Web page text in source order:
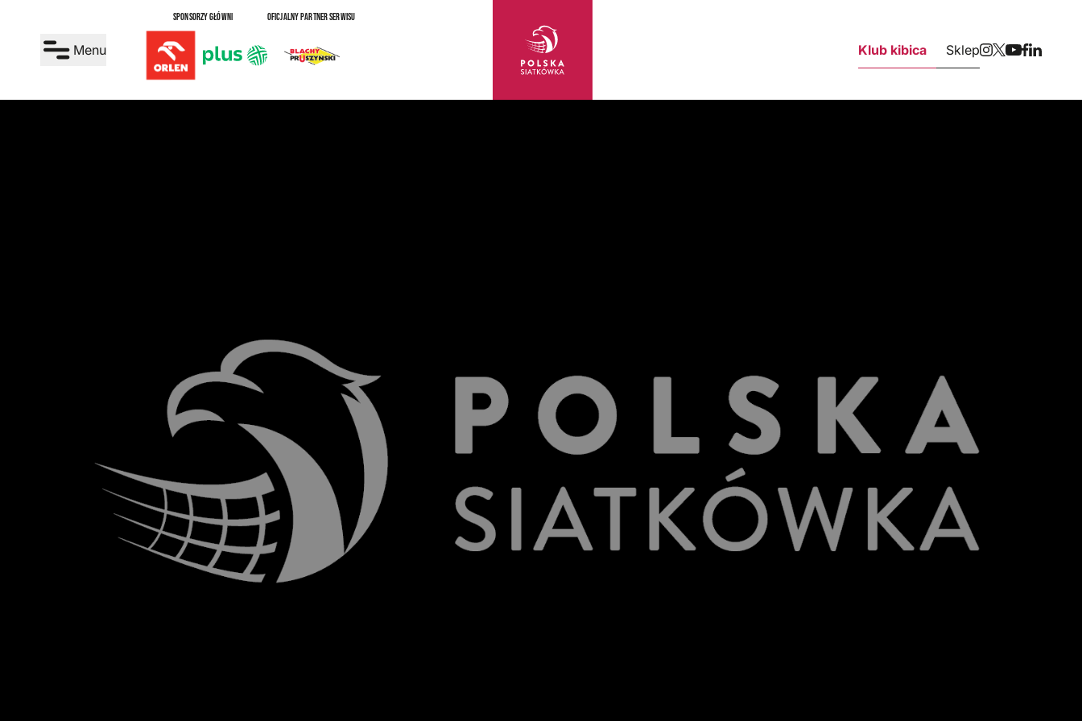
Menu
SPONSORZY GŁÓWNI OFICJALNY PARTNER SERWISU
Klub kibica Sklep